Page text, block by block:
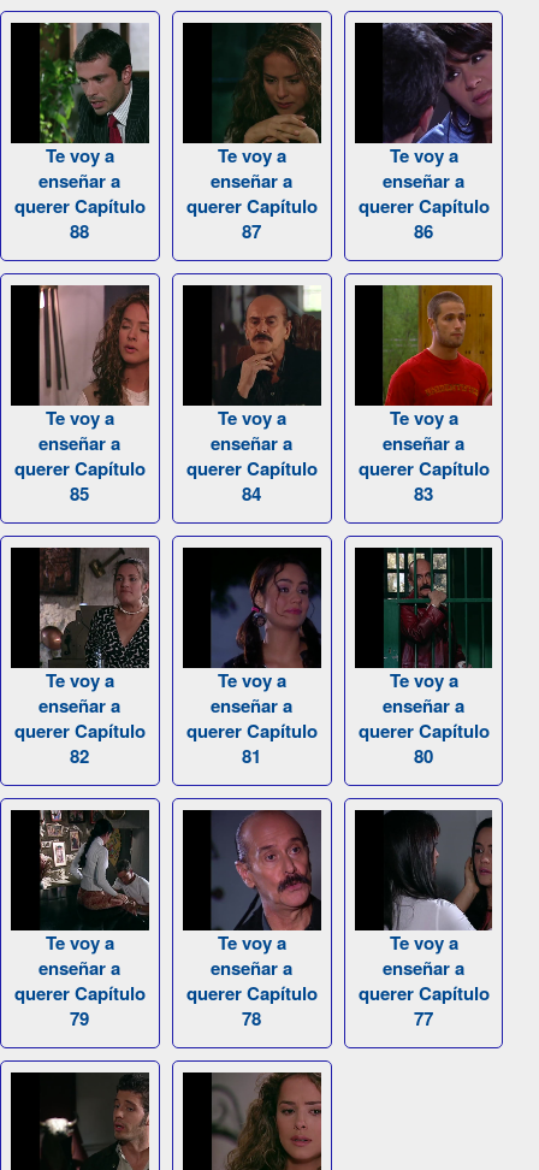
Te voy a
enseñar a
querer Capítulo
88
Te voy a
enseñar a
querer Capítulo
87
Te voy a
enseñar a
querer Capítulo
86
Te voy a
enseñar a
querer Capítulo
85
Te voy a
enseñar a
querer Capítulo
84
Te voy a
enseñar a
querer Capítulo
83
Te voy a
enseñar a
querer Capítulo
82
Te voy a
enseñar a
querer Capítulo
81
Te voy a
enseñar a
querer Capítulo
80
Te voy a
enseñar a
querer Capítulo
79
Te voy a
enseñar a
querer Capítulo
78
Te voy a
enseñar a
querer Capítulo
77